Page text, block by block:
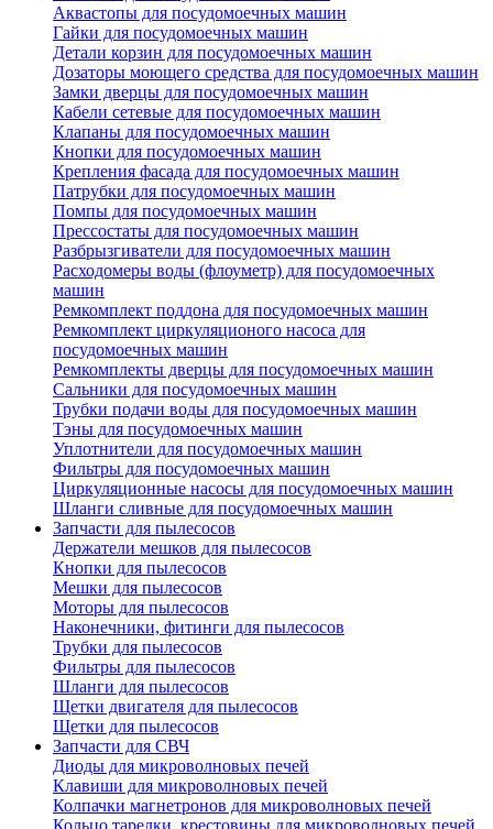
Аквастопы для посудомоечных машин
Гайки для посудомоечных машин
Детали корзин для посудомоечных машин
Дозаторы моющего средства для посудомоечных машин
Замки дверцы для посудомоечных машин
Кабели сетевые для посудомоечных машин
Клапаны для посудомоечных машин
Кнопки для посудомоечных машин
Крепления фасада для посудомоечных машин
Патрубки для посудомоечных машин
Помпы для посудомоечных машин
Прессостаты для посудомоечных машин
Разбрызгиватели для посудомоечных машин
Расходомеры воды (флоуметр) для посудомоечных
машин
Ремкомплект поддона для посудомоечных машин
Ремкомплект циркуляционого насоса для
посудомоечных машин
Ремкомплекты дверцы для посудомоечных машин
Сальники для посудомоечных машин
Трубки подачи воды для посудомоечных машин
Тэны для посудомоечных машин
Уплотнители для посудомоечных машин
Фильтры для посудомоечных машин
Циркуляционные насосы для посудомоечных машин
Шланги сливные для посудомоечных машин
Запчасти для пылесосов
Держатели мешков для пылесосов
Кнопки для пылесосов
Мешки для пылесосов
Моторы для пылесосов
Наконечники, фитинги для пылесосов
Трубки для пылесосов
Фильтры для пылесосов
Шланги для пылесосов
Щетки двигателя для пылесосов
Щетки для пылесосов
Запчасти для СВЧ
Диоды для микроволновых печей
Клавиши для микроволновых печей
Колпачки магнетронов для микроволновых печей
Кольцо тарелки, крестовины для микроволновых печей